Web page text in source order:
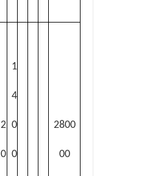
2
0
1
4
0
0
2800
00